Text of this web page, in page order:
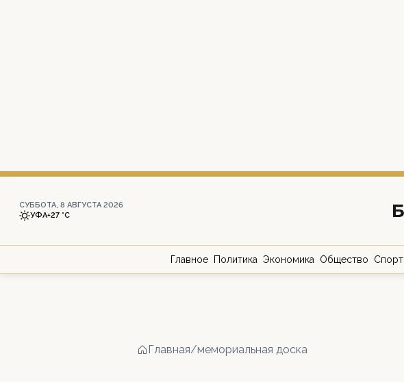
СУББОТА, 8 АВГУСТА 2026
УФА+27 °С
Главное Политика Экономика Общество Спорт
Главная/мемориальная доска